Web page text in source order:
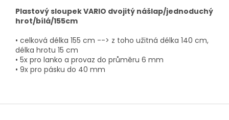
Plastový sloupek VARIO dvojitý nášlap/jednoduchý
hrot/bílá/155cm
• celková délka 155 cm --> z toho užitná délka 140 cm,
délka hrotu 15 cm
• 5x pro lanko a provaz do průměru 6 mm
• 9x pro pásku do 40 mm
Z